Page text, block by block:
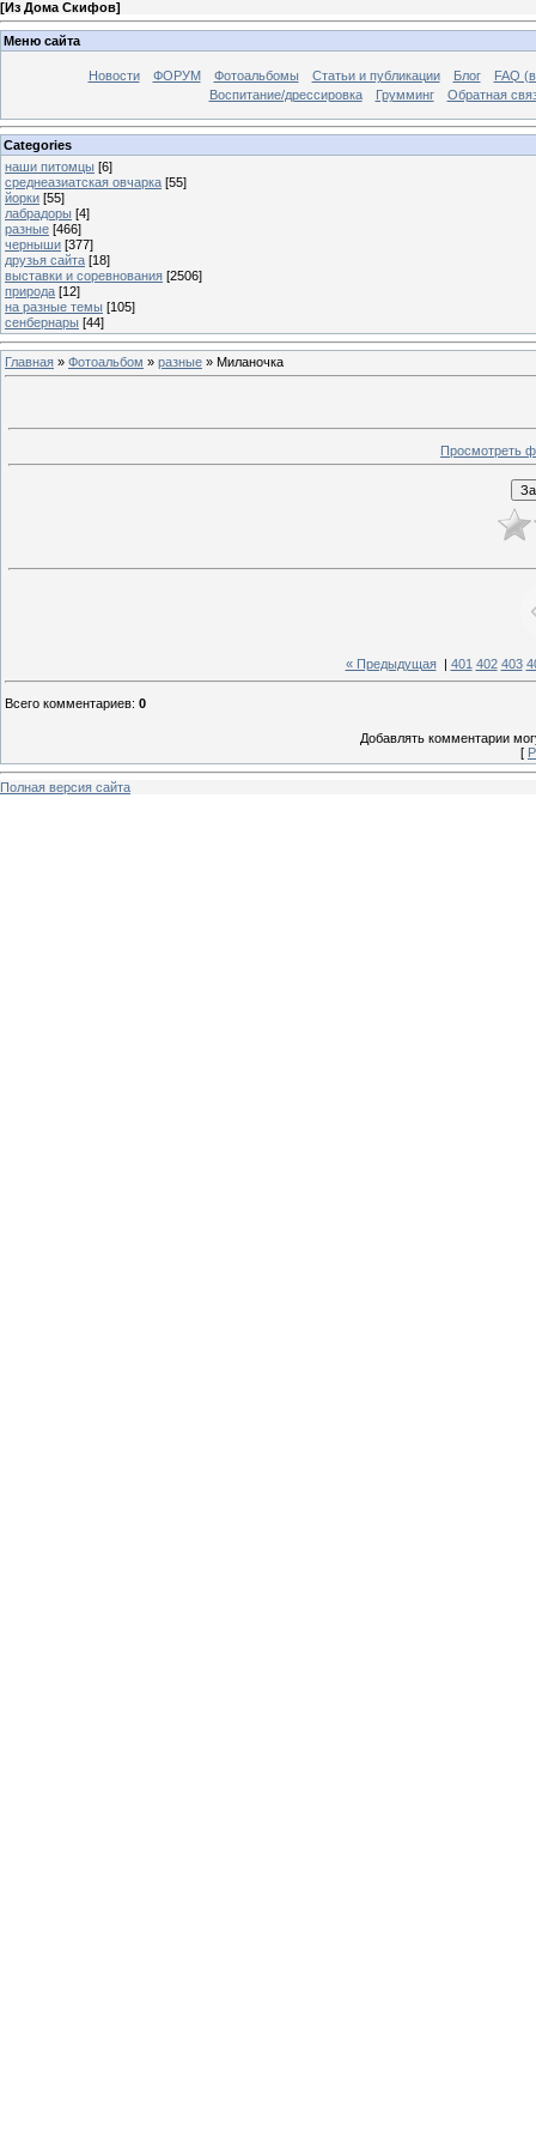
[Из Дома Скифов]
Меню сайта
Новости ФОРУМ Фотоальбомы Статьи и публикации Блог
FAQ
Воспитание/дрессировка
Грумминг Обратная
Categories
наши питомцы [6]
среднеазиатская овчарка [55]
йорки [55]
лабрадоры [4]
разные [466]
черныши [377]
друзья сайта [18]
выставки и соревнования [2506]
природа [12]
на разные темы [105]
сенбернары [44]
Главная » Фотоальбом » разные » Миланочка
Просмотреть
« Предыдущая| 401 402 403
Всего комментариев: 0
Добавлять комментарии
[
Полная версия сайта